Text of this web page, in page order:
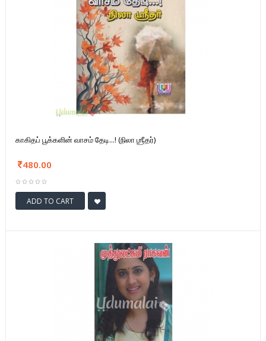
காகிதப் பூக்களின் வாசம் தேடி...! (நிலா ஶ்ரீதர்)
480.00
ADD TO CART